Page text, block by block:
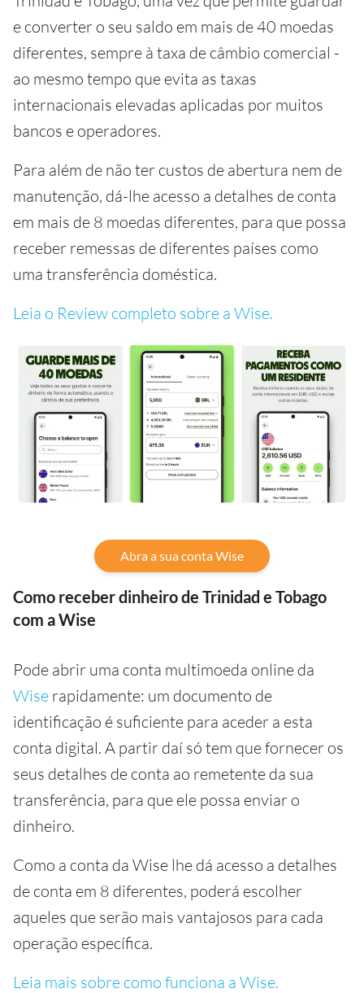
e converter o seu saldo em mais de 40 moedas
diferentes, sempre à taxa de câmbio comercial -
ao mesmo tempo que evita as taxas
internacionais elevadas aplicadas por muitos
bancos e operadores.
Para além de não ter custos de abertura nem de
manutenção, dá-lhe acesso a detalhes de conta
em mais de 8 moedas diferentes, para que possa
receber remessas de diferentes países como
uma transferência doméstica.
Leia o Review completo sobre a Wise.
Abra a sua conta Wise
Como receber dinheiro de Trinidad e Tobago
com a Wise
Pode abrir uma conta multimoeda online da
Wise rapidamente: um documento de
identificação é suficiente para aceder a esta
conta digital. A partir daí só tem que fornecer os
seus detalhes de conta ao remetente da sua
transferência, para que ele possa enviar o
dinheiro.
Como a conta da Wise lhe dá acesso a detalhes
de conta em 8 diferentes, poderá escolher
aqueles que serão mais vantajosos para cada
operação específica.
Leia mais sobre como funciona a Wise.